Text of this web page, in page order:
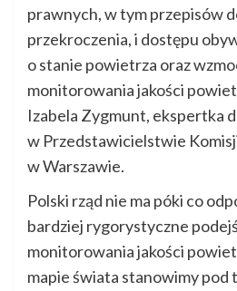
prawnych, w tym przepisów
przekroczenia, i dostępu
o stanie powietrza oraz
monitorowania jakości
Izabela Zygmunt, ekspertka
w Przedstawicielstwie
w Warszawie.
Polski rząd nie ma póki co
bardziej rygorystyczne
monitorowania jakości
mapie świata stanowimy pod